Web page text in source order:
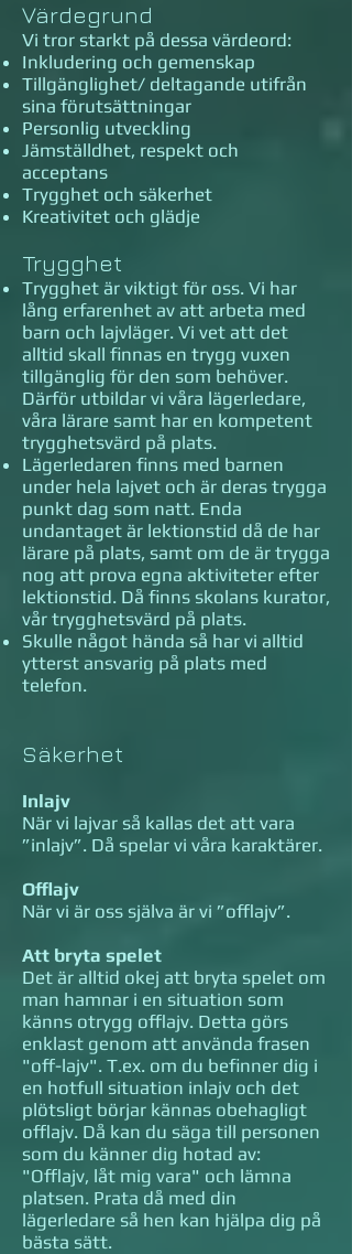
Värdegrund
Vi tror starkt på dessa värdeord:
Inkludering och gemenskap
Tillgänglighet/ deltagande utifrån
sina förutsättningar
Personlig utveckling
Jämställdhet, respekt och
acceptans
Trygghet och säkerhet
Kreativitet och glädje
Trygghet
Trygghet är viktigt för oss. Vi har
lång erfarenhet av att arbeta med
barn och lajvläger. Vi vet att det
alltid skall finnas en trygg vuxen
tillgänglig för den som behöver.
Därför utbildar vi våra lägerledare,
våra lärare samt har en kompetent
trygghetsvärd på plats.
Lägerledaren finns med barnen
under hela lajvet och är deras trygga
punkt dag som natt. Enda
undantaget är lektionstid då de har
lärare på plats, samt om de är trygga
nog att prova egna aktiviteter efter
lektionstid. Då finns skolans kurator,
vår trygghetsvärd på plats.
Skulle något hända så har vi alltid
ytterst ansvarig på plats med
telefon.
Säkerhet
Inlajv
När vi lajvar så kallas det att vara
”inlajv”. Då spelar vi våra karaktärer.
Offlajv
När vi är oss själva är vi ”offlajv”.
Att bryta spelet
Det är alltid okej att bryta spelet om
man hamnar i en situation som
känns otrygg offlajv. Detta görs
enklast genom att använda frasen
"off-lajv". T.ex. om du befinner dig i
en hotfull situation inlajv och det
plötsligt börjar kännas obehagligt
offlajv. Då kan du säga till personen
som du känner dig hotad av:
"Offlajv, låt mig vara" och lämna
platsen. Prata då med din
lägerledare så hen kan hjälpa dig på
bästa sätt.